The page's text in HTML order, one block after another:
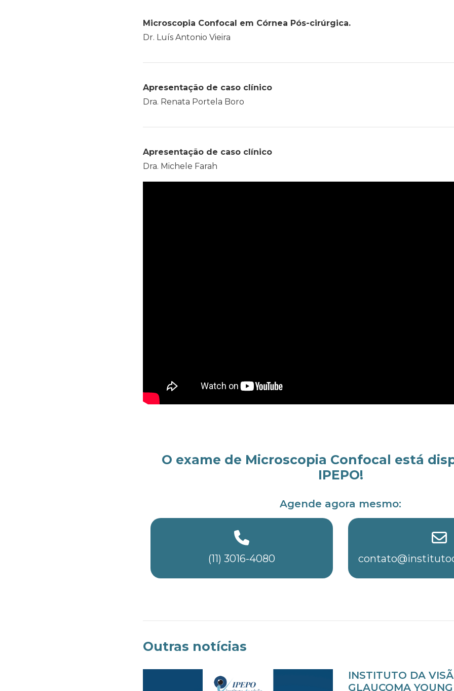
Microscopia Confocal em Córnea Pós-cirúrgica.
Dr. Luís Antonio Vieira
Apresentação de caso clínico
Dra. Renata Portela Boro
Apresentação de caso clínico
Dra. Michele Farah
O exame de Microscopia Confocal está
IPEPO!
Agende agora mesmo:
(11) 3016-4080
Outras notícias
INSTITUTO DA
GLAUCOMA